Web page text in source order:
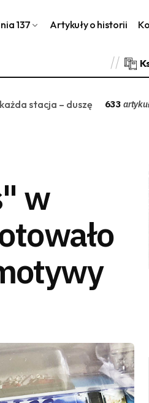
137 Artykuły o historii
stacja – duszę 633
w